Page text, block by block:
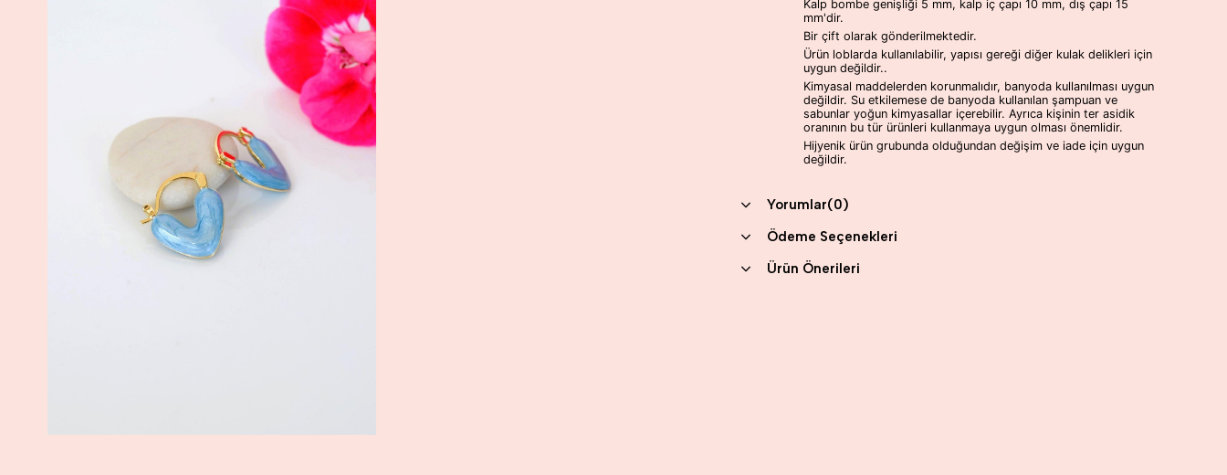
Kalp bombe genişliği 5 mm, kalp iç çapı 10 mm, dış çapı 15
mm'dir.
Bir çift olarak gönderilmektedir.
Ürün loblarda kullanılabilir, yapısı gereği diğer kulak delikleri için
uygun değildir..
Kimyasal maddelerden korunmalıdır, banyoda kullanılması uygun
değildir. Su etkilemese de banyoda kullanılan şampuan ve
sabunlar yoğun kimyasallar içerebilir. Ayrıca kişinin ter asidik
oranının bu tür ürünleri kullanmaya uygun olması önemlidir.
Hijyenik ürün grubunda olduğundan değişim ve iade için uygun
değildir.
Yorumlar(0)
Ödeme Seçenekleri
Ürün Önerileri